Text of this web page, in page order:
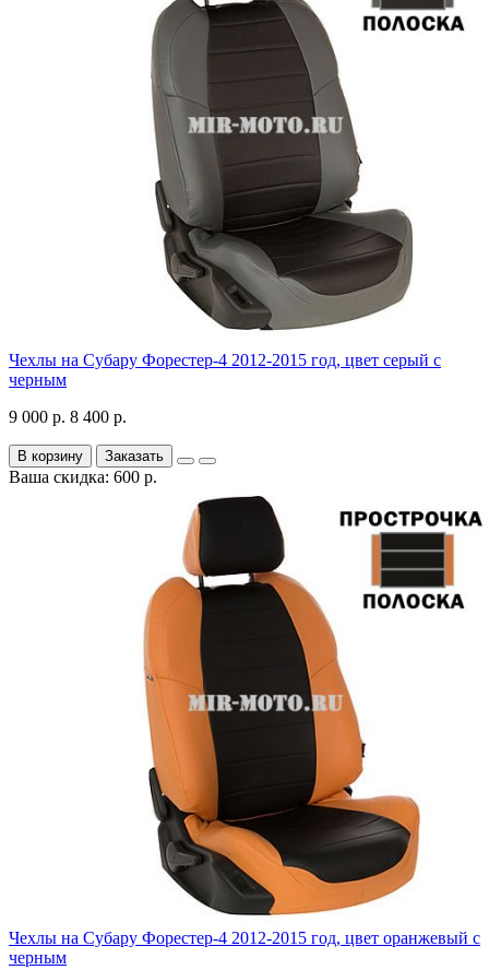
Чехлы на Субару Форестер-4 2012-2015 год, цвет серый с
черным
9 000 р. 8 400 р.
В корзину Заказать
Ваша скидка: 600 р.
Чехлы на Субару Форестер-4 2012-2015 год, цвет оранжевый с
черным